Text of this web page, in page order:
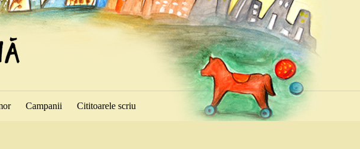
Campanii Cititoarele scriu